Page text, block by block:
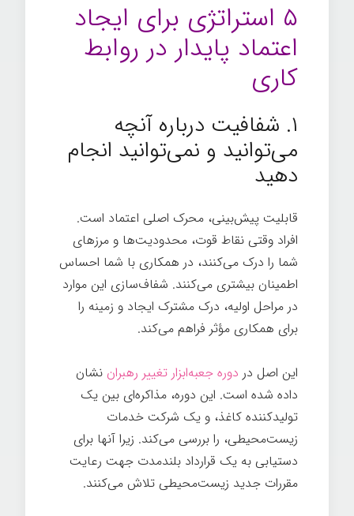
۵ استراتژی برای ایجاد
اعتماد پایدار در روابط
کاری
۱. شفافیت درباره آنچه
می‌توانید و نمی‌توانید انجام
دهید
قابلیت پیش‌بینی، محرک اصلی اعتماد است.
افراد وقتی نقاط قوت، محدودیت‌ها و مرزهای
شما را درک می‌کنند، در همکاری با شما احساس
اطمینان بیشتری می‌کنند. شفاف‌سازی این موارد
در مراحل اولیه، درک مشترک ایجاد و زمینه را
برای همکاری مؤثر فراهم می‌کند.
این اصل در دوره جعبه‌ابزار تغییر رهبران نشان
داده شده است. این دوره، مذاکره‌ای بین یک
تولیدکننده کاغذ، و یک شرکت خدمات
زیست‌محیطی، را بررسی می‌کند. زیرا آنها برای
دستیابی به یک قرارداد بلندمدت جهت رعایت
مقررات جدید زیست‌محیطی تلاش می‌کنند.